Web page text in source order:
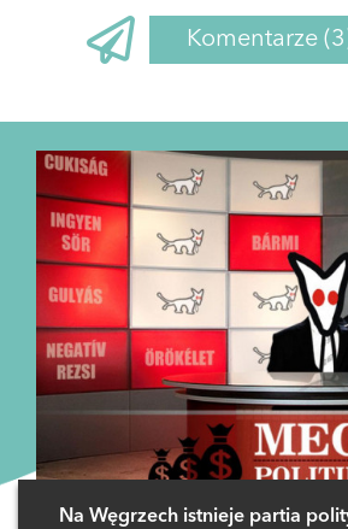
Komentarze
Na Węgrzech istnieje partia